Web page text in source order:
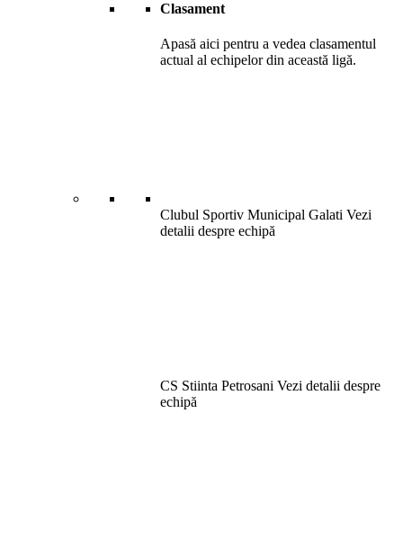
Clasament
Apasă aici pentru a vedea clasamentul
actual al echipelor din această ligă.
Clubul Sportiv Municipal Galati Vezi
detalii despre echipă
CS Stiinta Petrosani Vezi detalii despre
echipă